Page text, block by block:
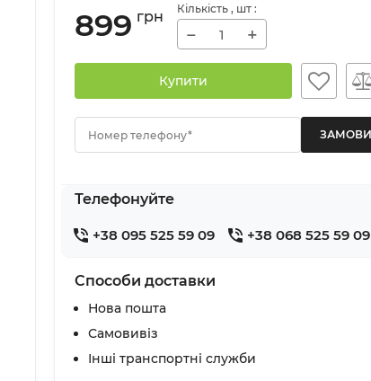
899 грн Кількість , шт :
− +
Купити
Номер телефону*
Телефонуйте
+38 095 525 59 09 +38 068 525 59 09
Способи доставки
Нова пошта
Самовивіз
Інші транспортні служби